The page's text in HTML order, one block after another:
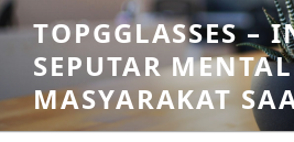
Skip
to
content
TOPGGLASSES –
SEPUTAR MENTAL
MASYARAKAT